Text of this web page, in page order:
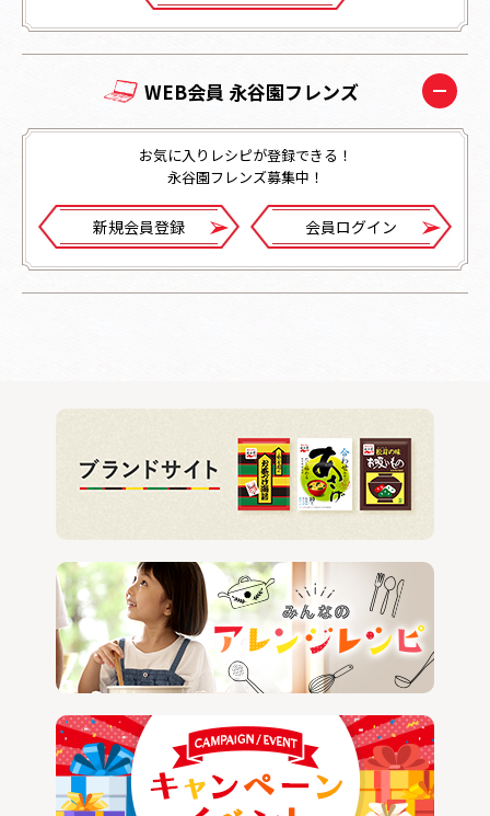
WEB会員 永谷園フレンズ
お気に入りレシピが登録できる！
永谷園フレンズ募集中！
新規会員登録 会員ログイン